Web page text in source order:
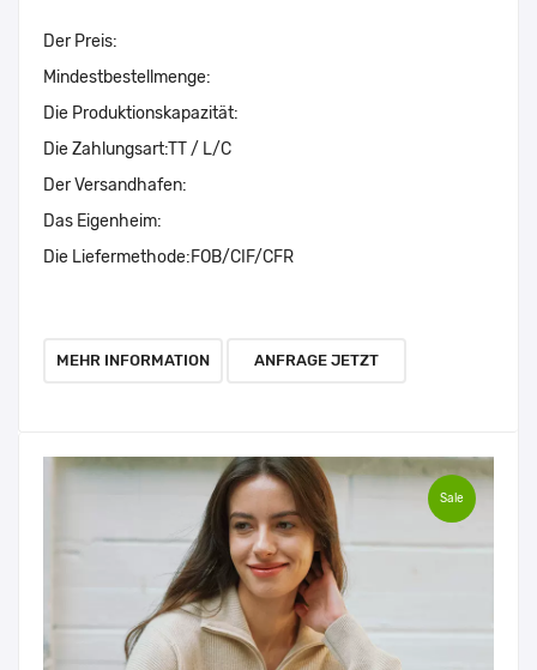
Der Preis:
Mindestbestellmenge:
Die Produktionskapazität:
Die Zahlungsart:TT / L/C
Der Versandhafen:
Das Eigenheim:
Die Liefermethode:FOB/CIF/CFR
MEHR INFORMATION ANFRAGE JETZT
Sale